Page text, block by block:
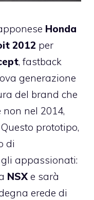
Honda
2012 per
, fastback
generazione
del brand che
nel 2014,
prototipo,
di
appassionati:
NSX e sarà
erede di